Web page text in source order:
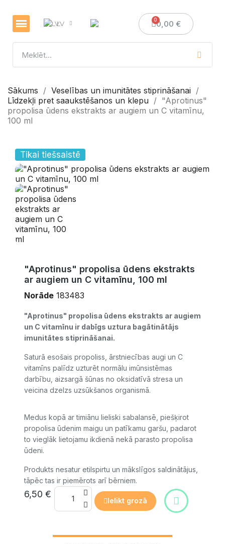
LV 0,00 €
Sākums
Veselības un imunitātes stiprināšanai
Līdzekļi pret saaukstēšanos un klepu
"Aprotinus"
propolisa ūdens ekstrakts ar augiem un C vitamīnu,
100 ml
Tikai tiešsaistē
"Aprotinus" propolisa ūdens ekstrakts
ar augiem un C vitamīnu, 100 ml
Norāde 183483
"Aprotinus" propolisa ūdens ekstrakts ar augiem
un C vitamīnu ir dabīgs uztura bagātinātājs
imunitātes stiprināšanai.
Saturā esošais propoliss, ārstniecības augi un C
vitamīns palīdz uzturēt normālu imūnsistēmas
darbību, aizsargā šūnas no oksidatīvā stresa un
veicina dzelzs uzsūkšanos organismā.
Medus kopā ar timiānu lieliski sabalansē, piešķirot
propolisa ūdenim maigu un patīkamu garšu, padarot
to vieglāk lietojamu ikdienā nekā parasto propolisa
ūdeni.
Produkts nesatur etilspirtu un mākslīgos saldinātājus,
tāpēc tas ir piemērots arī bērniem.
6,50 €
Ielikt grozā